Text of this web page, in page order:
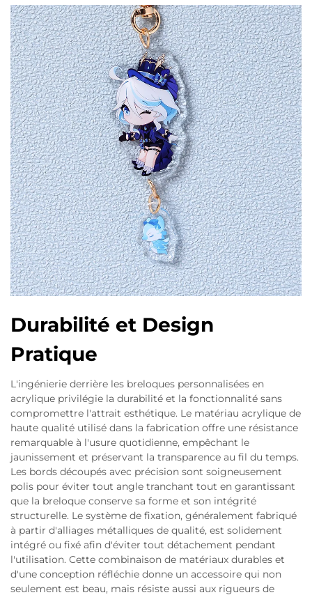
Durabilité et Design
Pratique
L'ingénierie derrière les breloques personnalisées en
acrylique privilégie la durabilité et la fonctionnalité sans
compromettre l'attrait esthétique. Le matériau acrylique de
haute qualité utilisé dans la fabrication offre une résistance
remarquable à l'usure quotidienne, empêchant le
jaunissement et préservant la transparence au fil du temps.
Les bords découpés avec précision sont soigneusement
polis pour éviter tout angle tranchant tout en garantissant
que la breloque conserve sa forme et son intégrité
structurelle. Le système de fixation, généralement fabriqué
à partir d'alliages métalliques de qualité, est solidement
intégré ou fixé afin d'éviter tout détachement pendant
l'utilisation. Cette combinaison de matériaux durables et
d'une conception réfléchie donne un accessoire qui non
seulement est beau, mais résiste aussi aux rigueurs de